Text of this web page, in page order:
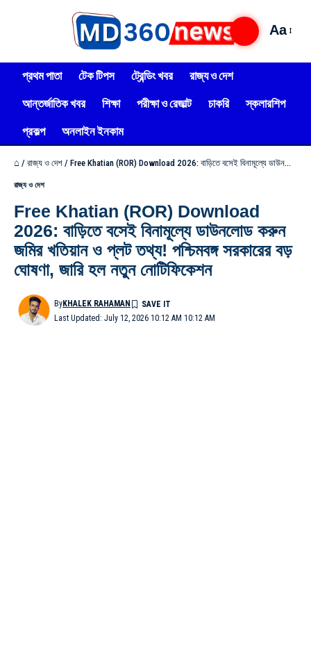
Aa
প্রথম পাতা টেক টিপস ট্রেন্ডিং খবর
রাজ্য ও দেশ
আন্তর্জাতিক খবর
শিক্ষা পরীক্ষা ও রেজাল্ট চাকরি
স্কলারশিপ
প্রকল্প
অনলাইন ইনকাম
⌂ / রাজ্য ও দেশ / Free Khatian (ROR) Download 2026: বাড়িতে বসেই বিনামূল্যে ডাউনলোড করুন জমির খতিয়ান ও প্লট তথ্য! পশ্চিমবঙ্গ সরকারের বড় ঘোষণা, জারি হল নতুন নোটিফিকেশন
রাজ্য ও দেশ
Free Khatian (ROR) Download
2026: বাড়িতে বসেই বিনামূল্যে ডাউনলোড করুন
জমির খতিয়ান ও প্লট তথ্য! পশ্চিমবঙ্গ সরকারের বড়
ঘোষণা, জারি হল নতুন নোটিফিকেশন
Last Updated: July 12, 2026 10:12 AM 10:12 AM
ByKHALEK RAHAMAN